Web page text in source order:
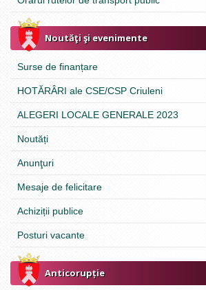
Noutăţi şi evenimente
Surse de finanțare
HOTĂRÂRI ale CSE/CSP Criuleni
ALEGERI LOCALE GENERALE 2023
Noutăți
Anunţuri
Mesaje de felicitare
Achiziții publice
Posturi vacante
Anticorupție